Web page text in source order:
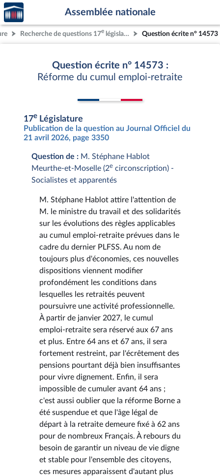
Aller au contenu
Aller en bas de la page
Accèder
à la
page
d'accueil
Assemblée nationale
Recherche de questions 17e législature Question écrite n° 14573
Question écrite n° 14573 :
Réforme du cumul emploi-retraite
17e Législature
Publication de la question au Journal Officiel du
21 avril 2026, page 3350
Question de : M. Stéphane Hablot
Meurthe-et-Moselle (2e circonscription) -
Socialistes et apparentés
M. Stéphane Hablot attire l'attention de
M. le ministre du travail et des solidarités
sur les évolutions des règles applicables
au cumul emploi-retraite prévues dans le
cadre du dernier PLFSS. Au nom de
toujours plus d'économies, ces nouvelles
dispositions viennent modifier
profondément les conditions dans
lesquelles les retraités peuvent
poursuivre une activité professionnelle.
À partir de janvier 2027, le cumul
emploi-retraite sera réservé aux 67 ans
et plus. Entre 64 ans et 67 ans, il sera
fortement restreint, par l'écrêtement des
pensions pourtant déjà bien insuffisantes
pour vivre dignement. Enfin, il sera
impossible de cumuler avant 64 ans ;
c'est aussi oublier que la réforme Borne a
été suspendue et que l'âge légal de
départ à la retraite demeure fixé à 62 ans
pour de nombreux Français. À rebours du
besoin de garantir un niveau de vie digne
et stable pour l'ensemble des citoyens,
ces mesures apparaissent d'autant plus